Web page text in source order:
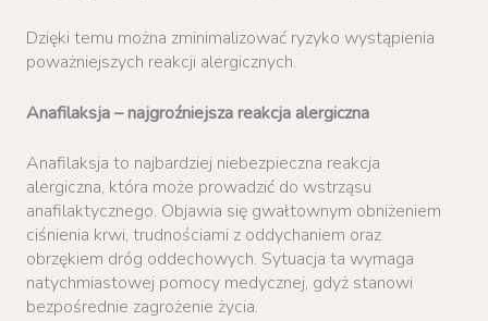
Dzięki temu można zminimalizować ryzyko wystąpienia
poważniejszych reakcji alergicznych.
Anafilaksja – najgroźniejsza reakcja alergiczna
Anafilaksja to najbardziej niebezpieczna reakcja
alergiczna, która może prowadzić do wstrząsu
anafilaktycznego. Objawia się gwałtownym obniżeniem
ciśnienia krwi, trudnościami z oddychaniem oraz
obrzękiem dróg oddechowych. Sytuacja ta wymaga
natychmiastowej pomocy medycznej, gdyż stanowi
bezpośrednie zagrożenie życia.